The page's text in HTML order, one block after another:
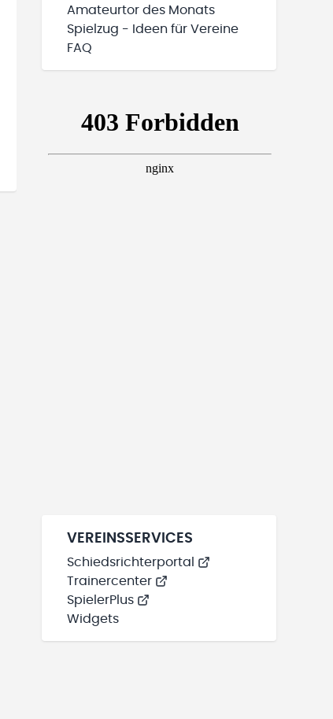
Amateurtor des Monats
Spielzug - Ideen für Vereine
FAQ
VEREINSSERVICES
Schiedsrichterportal
Trainercenter
SpielerPlus
Widgets